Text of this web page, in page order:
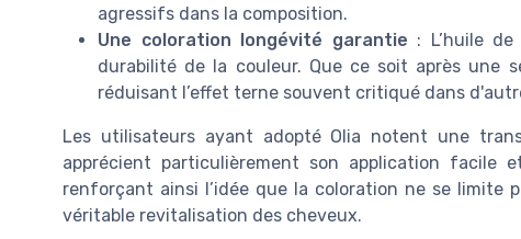
agressifs dans la composition.
Une coloration longévité garantie : L’huile
durabilité de la couleur. Que ce soit après une
réduisant l’effet terne souvent critiqué dans
Les utilisateurs ayant adopté Olia notent une
apprécient particulièrement son application facile
renforçant ainsi l’idée que la coloration ne se limite
véritable revitalisation des cheveux.